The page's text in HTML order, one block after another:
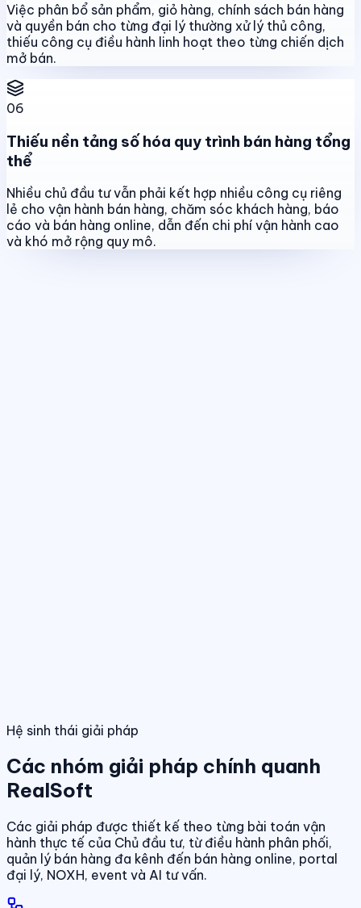
Việc phân bổ sản phẩm, giỏ hàng, chính sách bán hàng
và quyền bán cho từng đại lý thường xử lý thủ công,
thiếu công cụ điều hành linh hoạt theo từng chiến dịch
mở bán.
06
Thiếu nền tảng số hóa quy trình bán hàng tổng
thể
Nhiều chủ đầu tư vẫn phải kết hợp nhiều công cụ riêng
lẻ cho vận hành bán hàng, chăm sóc khách hàng, báo
cáo và bán hàng online, dẫn đến chi phí vận hành cao
và khó mở rộng quy mô.
Hệ sinh thái giải pháp
Các nhóm giải pháp chính quanh
RealSoft
Các giải pháp được thiết kế theo từng bài toán vận
hành thực tế của Chủ đầu tư, từ điều hành phân phối,
quản lý bán hàng đa kênh đến bán hàng online, portal
đại lý, NOXH, event và AI tư vấn.